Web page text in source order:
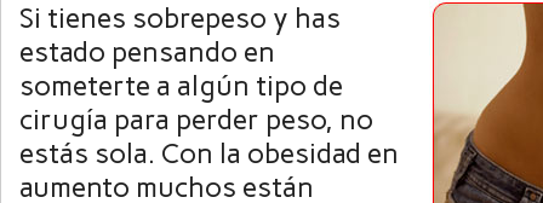
Si tienes sobrepeso y has
estado pensando en
someterte a algún tipo de
cirugía para perder peso, no
estás sola. Con la obesidad en
aumento muchos están